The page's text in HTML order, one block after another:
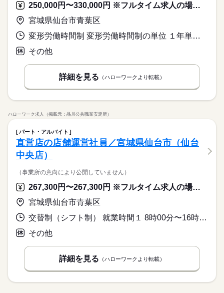
250,000円〜330,000円 ※フルタイム求人の場合は月額（換算額）、パート求人の場合は時間額を表示しています。
宮城県仙台市青葉区
変形労働時間制 変形労働時間制の単位 １年単位 又は 9時30分〜19時30分の時間の間の8時間 就業時間に関する特記事項 ・１日の実働時間：８時間～８時間３０分のシフト制
その他
詳細を見る （ハローワークより転載）
ハローワーク求人（掲載元：品川公共職業安定所）
パート・アルバイト
直営店の店舗運営社員／宮城県仙台市（仙台
中央店）
（事業所の意向により公開していません）
267,300円〜267,300円 ※フルタイム求人の場合は月額（換算額）、パート求人の場合は時間額を表示しています。
宮城県仙台市青葉区
交替制（シフト制） 就業時間１ 8時00分〜16時30分 就業時間２ 13時00分〜21時30分 又は 22時00分〜6時30分の時間の間の8時間程度 就業時間に関する特記事項 勤務先店舗の人員、シフト状況によっては、深夜勤務の場合もあり
その他
詳細を見る （ハローワークより転載）